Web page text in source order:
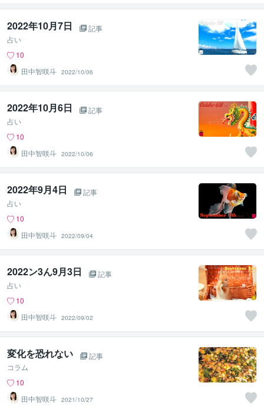
2022年10月7日
記事
占い
10
田中智咲斗 2022/10/06
2022年10月6日
記事
占い
10
田中智咲斗 2022/10/06
2022年9月4日
記事
占い
10
田中智咲斗 2022/09/04
2022ン3ん9月3日
記事
占い
10
田中智咲斗 2022/09/02
変化を恐れない
記事
コラム
10
田中智咲斗 2021/10/27